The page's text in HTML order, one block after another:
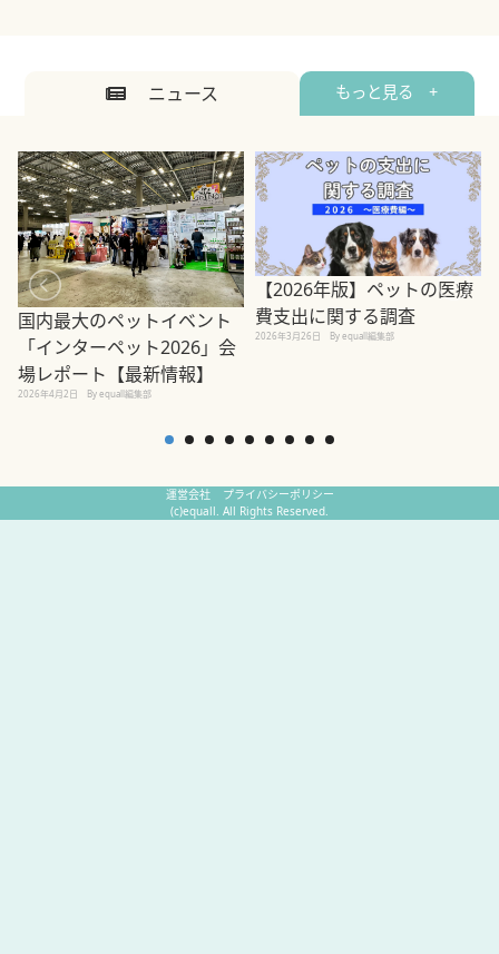
ニュース もっと見る +
国内最大のペットイベント
「インターペット2026」会
場レポート【最新情報】
2026年4月2日 By equall編集部
【2026年版】ペットの医療
費支出に関する調査
2026年3月26日 By equall編集部
運営会社
プライバシーポリシー
(c)equall. All Rights Reserved.